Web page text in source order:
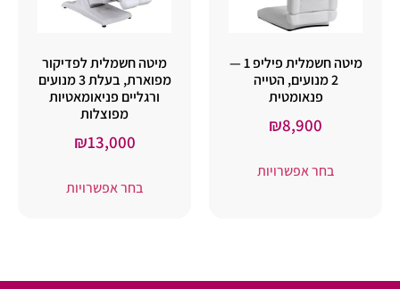
מיטה חשמלית פיליפ 1 —
2 מנועים, הטייה
פנאומטית
₪8,900
בחר אפשרויות
מיטה חשמלית לפדיקור
מפוארת, בעלת 3 מנועים
ורגליים פניאומאטיות
מפוצלות
₪13,000
בחר אפשרויות